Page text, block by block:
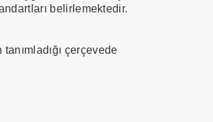
belirlemektedir.
çerçevede